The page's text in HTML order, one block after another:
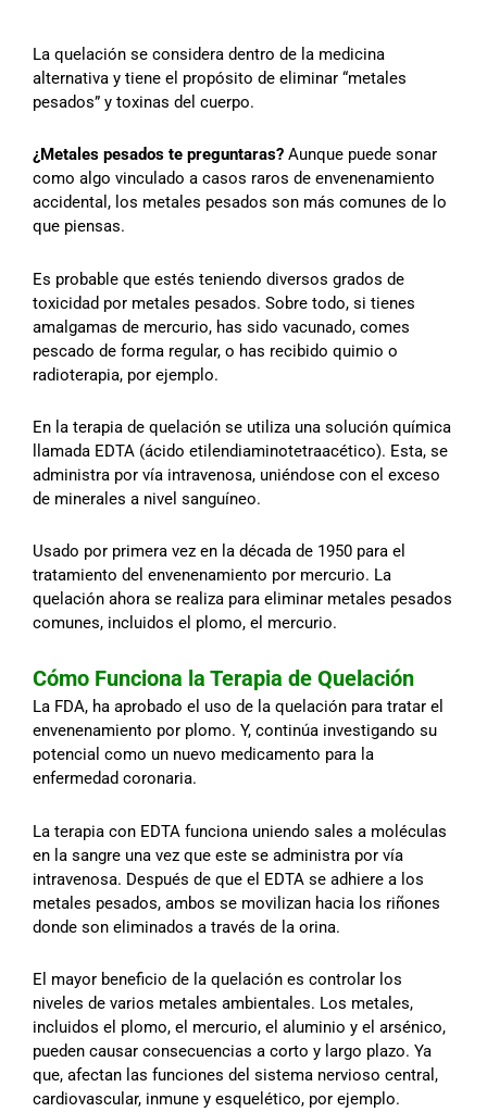
La quelación se considera dentro de la medicina
alternativa y tiene el propósito de eliminar “metales
pesados” y toxinas del cuerpo.
¿Metales pesados te preguntaras? Aunque puede sonar
como algo vinculado a casos raros de envenenamiento
accidental, los metales pesados son más comunes de lo
que piensas.
Es probable que estés teniendo diversos grados de
toxicidad por metales pesados. Sobre todo, si tienes
amalgamas de mercurio, has sido vacunado, comes
pescado de forma regular, o has recibido quimio o
radioterapia, por ejemplo.
En la terapia de quelación se utiliza una solución química
llamada EDTA (ácido etilendiaminotetraacético). Esta, se
administra por vía intravenosa, uniéndose con el exceso
de minerales a nivel sanguíneo.
Usado por primera vez en la década de 1950 para el
tratamiento del envenenamiento por mercurio. La
quelación ahora se realiza para eliminar metales pesados
comunes, incluidos el plomo, el mercurio.
Cómo Funciona la Terapia de Quelación
La FDA, ha aprobado el uso de la quelación para tratar el
envenenamiento por plomo. Y, continúa investigando su
potencial como un nuevo medicamento para la
enfermedad coronaria.
La terapia con EDTA funciona uniendo sales a moléculas
en la sangre una vez que este se administra por vía
intravenosa. Después de que el EDTA se adhiere a los
metales pesados, ambos se movilizan hacia los riñones
donde son eliminados a través de la orina.
El mayor beneficio de la quelación es controlar los
niveles de varios metales ambientales. Los metales,
incluidos el plomo, el mercurio, el aluminio y el arsénico,
pueden causar consecuencias a corto y largo plazo. Ya
que, afectan las funciones del sistema nervioso central,
cardiovascular, inmune y esquelético, por ejemplo.